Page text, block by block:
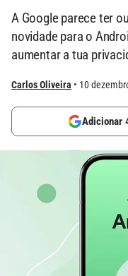
A Google parece ter
novidade para o
aumentar a tua
Carlos Oliveira 10
Adicionar